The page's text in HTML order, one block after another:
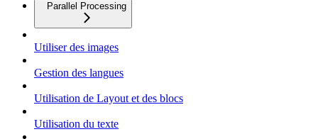
Parallel Processing
Utiliser des images
Gestion des langues
Utilisation de Layout et des blocs
Utilisation du texte